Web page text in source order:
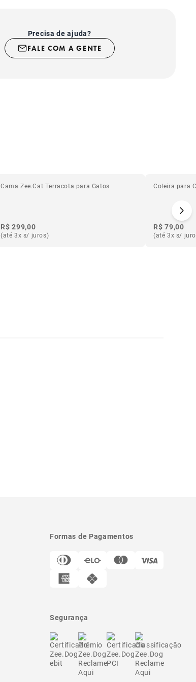
Precisa de ajuda?
FALE COM A GENTE
Cama Zee.Cat Terracota para Gatos
R$ 299,00
(até 3x s/ juros)
Coleira para
R$ 79,00
(até 3x s/
Formas de Pagamentos
Segurança